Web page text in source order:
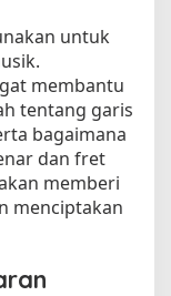
untuk
membantu
tentang garis
bagaimana
dan fret
memberi
menciptakan